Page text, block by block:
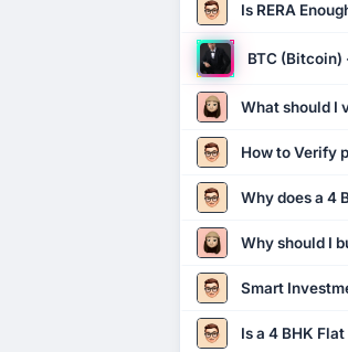
Is RERA
BTC
What should I
How to Verify
Why does a 4
Why should I
Smart
Is a 4 BHK